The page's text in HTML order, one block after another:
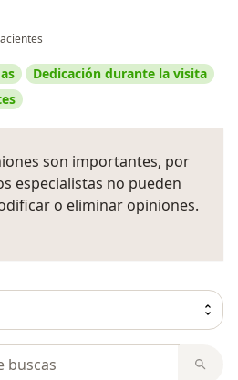
Dedicación durante la visita
son importantes, por
especialistas no pueden
o eliminar opiniones.